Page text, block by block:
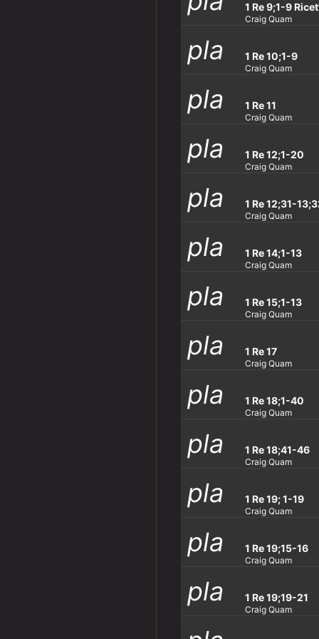
row
row
y_ar
row
1 Re 9;1-9
Craig Quam
pla
y_ar
row
1 Re 10;1-9
Craig Quam
pla
y_ar
row
1 Re 11
Craig Quam
pla
y_ar
row
1 Re 12;1-20
Craig Quam
pla
y_ar
row
1 Re 12;31-
Craig Quam
pla
y_ar
row
1 Re 14;1-13
Craig Quam
pla
y_ar
row
1 Re 15;1-13
Craig Quam
pla
y_ar
row
1 Re 17
Craig Quam
pla
y_ar
row
1 Re 18;1-40
Craig Quam
pla
y_ar
row
1 Re 18;41-46
Craig Quam
pla
y_ar
row
1 Re 19; 1-19
Craig Quam
pla
y_ar
1 Re 19;15-16
Craig Quam
pla
1 Re 19;19-21
Craig Quam